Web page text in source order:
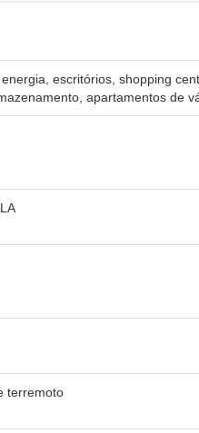
escritórios, shopping
apartamentos de
terremoto